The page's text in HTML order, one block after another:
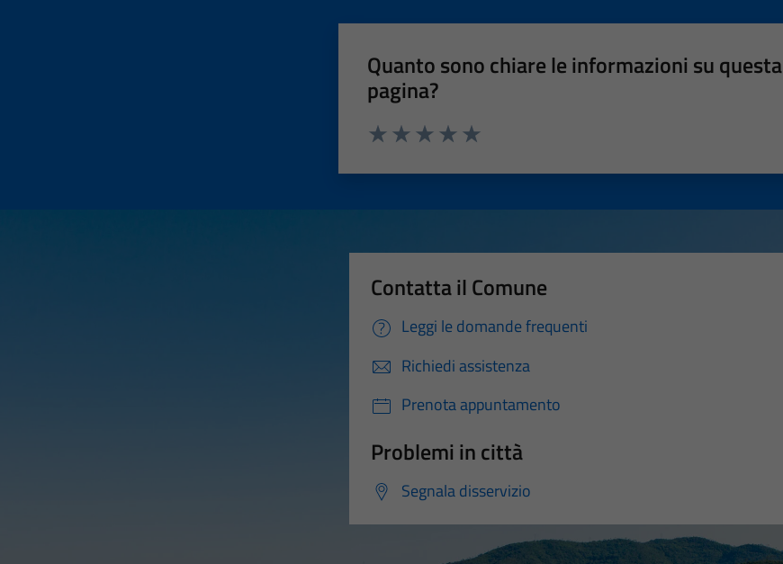
Quanto sono chiare le informazioni su questa
pagina?
Contatta il Comune
Leggi le domande frequenti
Richiedi assistenza
Prenota appuntamento
Problemi in città
Segnala disservizio